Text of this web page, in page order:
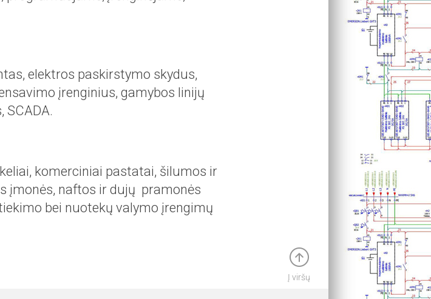
elektros paskirstymo skydus,
įrenginius, gamybos linijų
komerciniai pastatai, šilumos ir
įmonės, naftos ir dujų pramonės
bei nuotekų valymo įrengimų
Į viršų